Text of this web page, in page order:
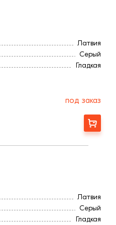
Латвия
Серый
Гладкая
под заказ
Заказать
Латвия
Серый
Гладкая